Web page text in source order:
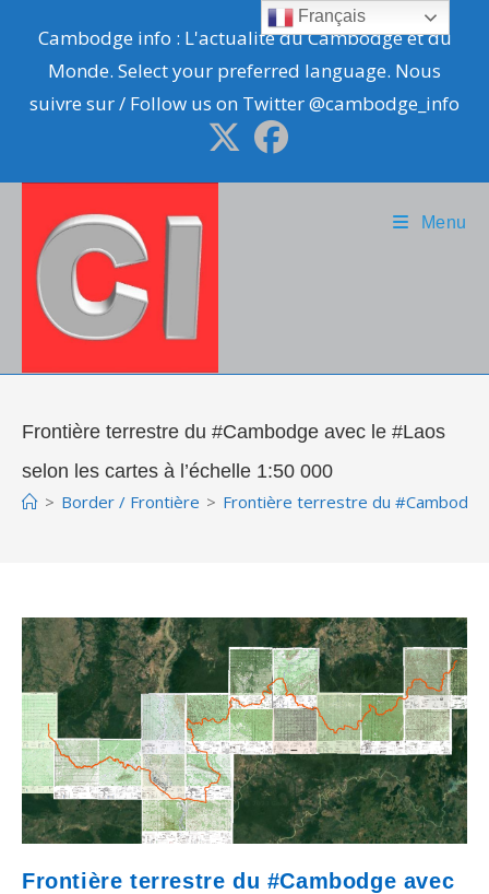
content
Cambodge info : L'actualité du Cambodge et du
Monde. Select your preferred language. Nous
suivre sur / Follow us on Twitter @cambodge_info
Menu
Frontière terrestre du #Cambodge avec le #Laos
selon les cartes à l’échelle 1:50 000
> Border / Frontière > Frontière terrestre du
Frontière terrestre du #Cambodge avec
Français